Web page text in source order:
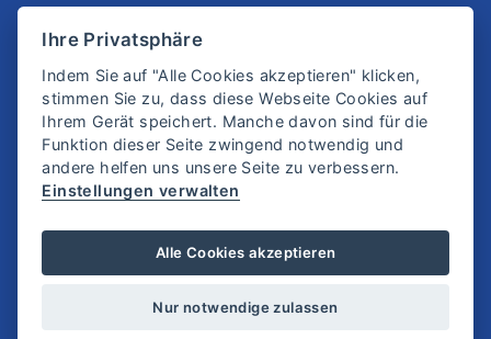
Sokrates
Impressum
Ihre Privatsphäre
Indem Sie auf "Alle Cookies akzeptieren" klicken,
stimmen Sie zu, dass diese Webseite Cookies auf
Ihrem Gerät speichert. Manche davon sind für die
Funktion dieser Seite zwingend notwendig und
andere helfen uns unsere Seite zu verbessern.
Einstellungen verwalten
Alle Cookies akzeptieren
Nur notwendige zulassen